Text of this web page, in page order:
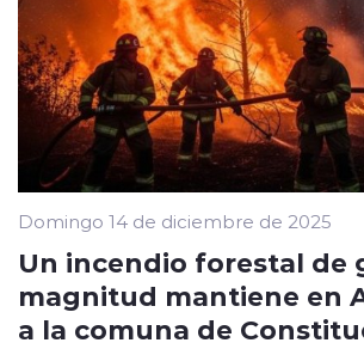
Domingo 14 de diciembre de 2025
Un incendio forestal de
magnitud mantiene en
a la comuna de